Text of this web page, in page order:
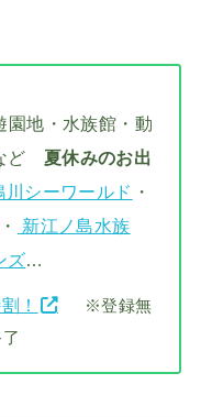
園地・水族館・動
ど 夏休みのお出
川シーワールド ・
・
新江ノ島水族
ズ…
！
※登録無